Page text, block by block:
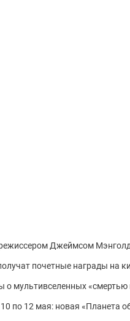
Джеймсом
почетные награды на
мультивселенных «смертью
по 12 мая: новая «Планета